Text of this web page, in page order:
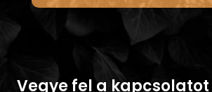
Vegye fel a kapcsolatot